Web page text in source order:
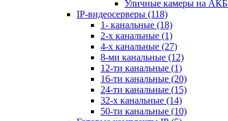
Уличные камеры на АКБ
IP-видеосерверы (118)
1- канальные (18)
2-х канальные (1)
4-х канальные (27)
8-ми канальные (12)
12-ти канальные (1)
16-ти канальные (20)
24-ти канальные (15)
32-х канальные (14)
50-ти канальные (10)